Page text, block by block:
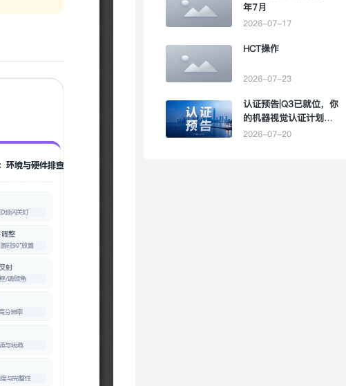
年7月
2026-07-17
HCT操作
2026-07-23
认证预告|Q3已就位，你
的机器视觉认证计划该
提上日程了
2026-07-20